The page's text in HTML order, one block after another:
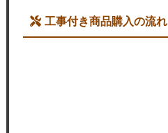
工事付き商品購入の流れ